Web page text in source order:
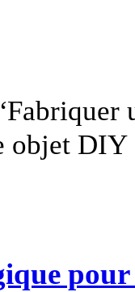
objet
pour